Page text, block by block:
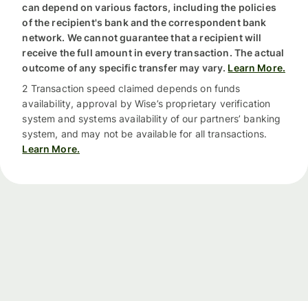
can depend on various factors, including the policies
of the recipient's bank and the correspondent bank
network. We cannot guarantee that a recipient will
receive the full amount in every transaction. The actual
outcome of any specific transfer may vary. Learn More.
2 Transaction speed claimed depends on funds
availability, approval by Wise’s proprietary verification
system and systems availability of our partners’ banking
system, and may not be available for all transactions.
Learn More.